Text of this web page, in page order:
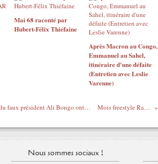
Mai 68 raconté par
Hubert-Félix Thiéfaine
Après Macron au Congo,
Emmanuel au Sahel,
itinéraire d'une défaite
(Entretien avec Leslie
Varenne)
Cette nuit à Libreville, les forces françafricaines du faux président Ali Bongo ont chargé les Gabonais réunis autour du vrai président élu André Mba Obame Mois freestyle Rap US : Devin the Dude
Nous sommes sociaux !